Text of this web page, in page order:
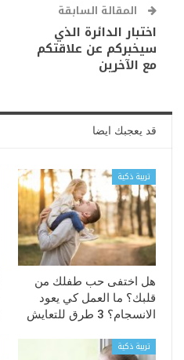
المقالة السابقة
اختبار الدائرة الذي
سيخبركم عن علاقتكم
مع الآخرين
قد يعجبك ايضا
تربية ذكية
هل اختفى حب طفلك من
قلبك؟ ما العمل كي يعود
الانسجام؟ 3 طرق للتعايش
تربية ذكية